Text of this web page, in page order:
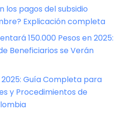
los pagos del subsidio
Explicación completa
150.000 Pesos en 2025:
Beneficiarios se Verán
Guía Completa para
y Procedimientos de